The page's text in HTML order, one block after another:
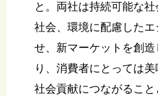
と。両社は持続可能な
社会、環境に配慮した
せ、新マーケットを創
り、消費者にとっては
社会貢献につながること